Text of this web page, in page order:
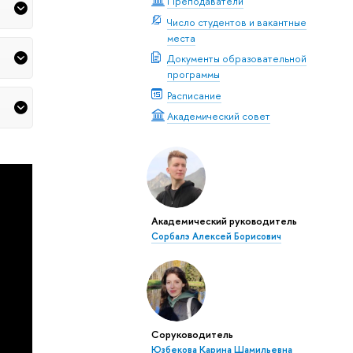
Число студентов и вакантные
места
Документы образовательной
программы
Расписание
Академический совет
Академический руководитель
Сорбалэ Алексей Борисович
Соруководитель
Юзбекова Карина Шамильевна